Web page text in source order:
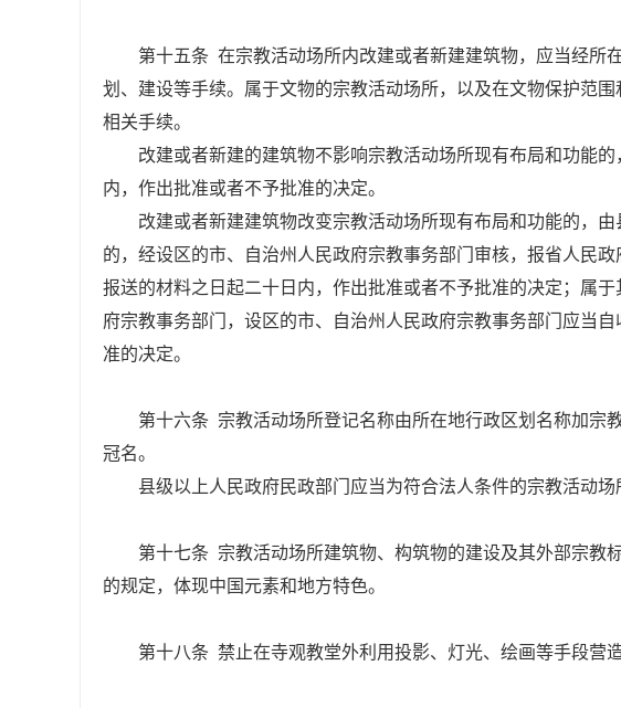
第十五条 在宗教活动场所内改建或者新建建筑物，应当经所
划、建设等手续。属于文物的宗教活动场所，以及在文物保护范
相关手续。
改建或者新建的建筑物不影响宗教活动场所现有布局和功能
内，作出批准或者不予批准的决定。
改建或者新建建筑物改变宗教活动场所现有布局和功能的，
的，经设区的市、自治州人民政府宗教事务部门审核，报省人民
报送的材料之日起二十日内，作出批准或者不予批准的决定；属
府宗教事务部门，设区的市、自治州人民政府宗教事务部门应当
准的决定。
第十六条 宗教活动场所登记名称由所在地行政区划名称加宗
冠名。
县级以上人民政府民政部门应当为符合法人条件的宗教活动场
第十七条 宗教活动场所建筑物、构筑物的建设及其外部宗教
的规定，体现中国元素和地方特色。
第十八条 禁止在寺观教堂外利用投影、灯光、绘画等手段营